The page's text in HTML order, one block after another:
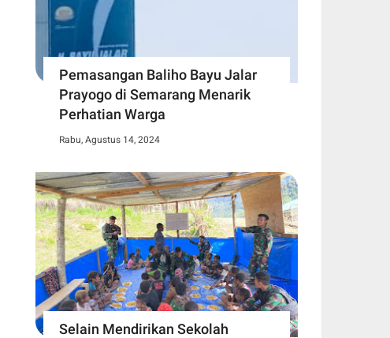
Pemasangan Baliho Bayu Jalar
Prayogo di Semarang Menarik
Perhatian Warga
Rabu, Agustus 14, 2024
Selain Mendirikan Sekolah